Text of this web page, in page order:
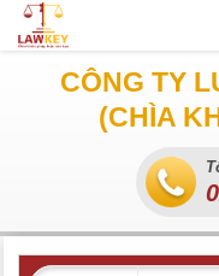
CÔNG TY
(CHÌA